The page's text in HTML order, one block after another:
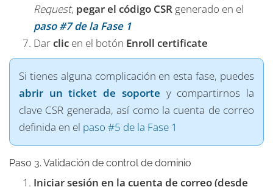
Request, pegar el código CSR generado en el
paso #7 de la Fase 1
Darclic en el botón Enroll certificate
Si tienes alguna complicación en esta fase, puedes
abrir un ticket de soporte y compartirnos la
clave CSR generada, así como la cuenta de correo
definida en el paso #5 de la Fase 1
Paso 3. Validación de control de dominio
Iniciar sesión en la cuenta de correo (desde